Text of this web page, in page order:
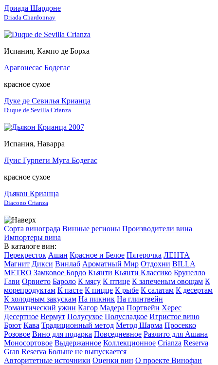
Дриада Шардоне
Driada Chardonnay
Испания, Кампо де Борха
Арагонесас Бодегас
красное сухое
Дуке де Севилья Крианца
Duque de Sevilla Crianza
Испания, Наварра
Луис Гурпеги Муга Бодегас
красное сухое
Дьякон Крианца
Diacono Crianza
Сорта винограда Винные регионы Производители вина
Импортеры вина
В каталоге вин:
Перекресток Ашан Красное и Белое Пятерочка ЛЕНТА
Магнит Дикси Винлаб Ароматный Мир Отдохни BILLA
METRO Замковое Бордо Кьянти Кьянти Классико Брунелло
Гави Орвието Бароло К мясу К птице К запеченым овощам К
морепродуктам К пасте К пицце К рыбе К салатам К десертам
К холодным закускам На пикник На глинтвейн
Романтический ужин Кагор Мадера Портвейн Херес
Десертное Вермут Полусухое Полусладкое Игристое вино
Брют Кава Традиционный метод Метод Шарма Просекко
Розовое Вино для подарка Повседневное Разлито для Ашана
Моносортовое Выдержанное Коллекционное Crianza Reserva
Gran Reserva Больше не выпускается
Авторитетные источники Оценки вин О проекте Винофан